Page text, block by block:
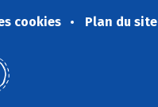
cookies Plan du site